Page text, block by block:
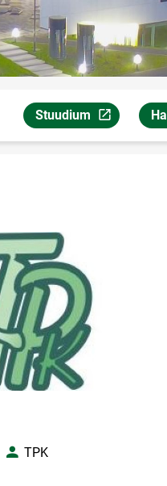
Stuudium
Link avaneb uuel
AutorTPK